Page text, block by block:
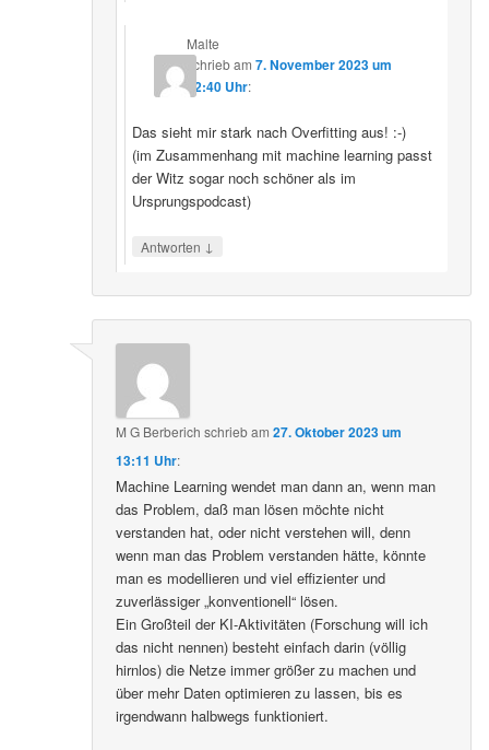
Malte
schriebam7. November 2023 um
22:40 Uhr:
Das sieht mir stark nach Overfitting aus! :-)
(im Zusammenhang mit machine learning passt
der Witz sogar noch schöner als im
Ursprungspodcast)
Antworten ↓
M G Berberich schriebam27. Oktober 2023 um
13:11 Uhr:
Machine Learning wendet man dann an, wenn man
das Problem, daß man lösen möchte nicht
verstanden hat, oder nicht verstehen will, denn
wenn man das Problem verstanden hätte, könnte
man es modellieren und viel effizienter und
zuverlässiger „konventionell“ lösen.
Ein Großteil der KI-Aktivitäten (Forschung will ich
das nicht nennen) besteht einfach darin (völlig
hirnlos) die Netze immer größer zu machen und
über mehr Daten optimieren zu lassen, bis es
irgendwann halbwegs funktioniert.